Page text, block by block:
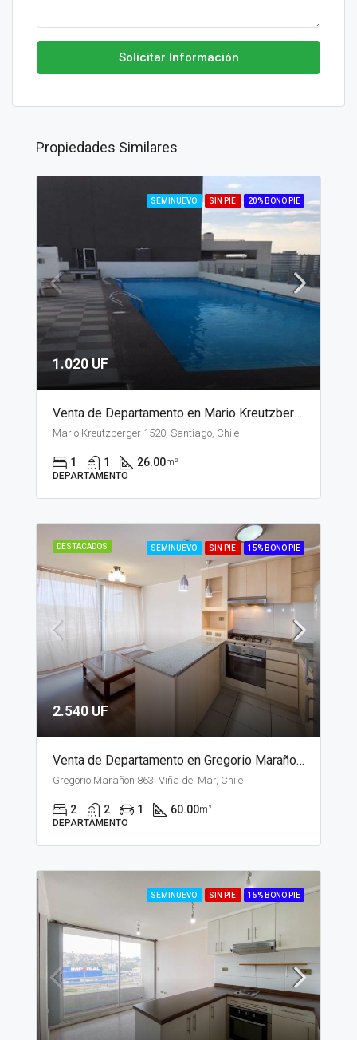
Solicitar Información
Propiedades Similares
SEMINUEVO SIN PIE 20% BONO PIE
1.020 UF
Venta de Departamento en Mario Kreutzberger, Santiago
Mario Kreutzberger 1520, Santiago, Chile
1 1 26.00m²
DEPARTAMENTO
DESTACADOS SEMINUEVO SIN PIE 15% BONO PIE
2.540 UF
Venta de Departamento en Gregorio Marañon, Viña del Mar
Gregorio Marañon 863, Viña del Mar, Chile
2 2 1 60.00m²
DEPARTAMENTO
SEMINUEVO SIN PIE 15% BONO PIE